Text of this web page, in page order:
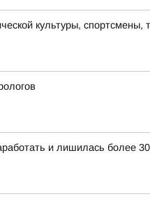
культуры,
и лишилась более